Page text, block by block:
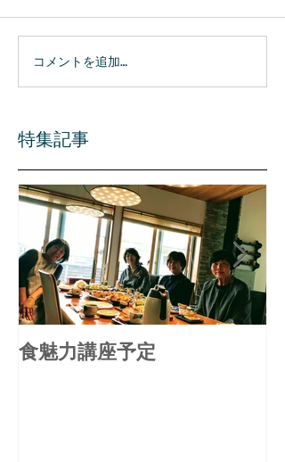
コメントを追加…
特集記事
食魅力講座予定